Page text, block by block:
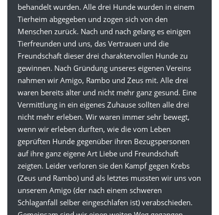
behandelt wurden. Alle drei Hunde wurden in einem
Tierheim abgegeben und zogen sich von den
Menschen zurück. Nach und nach gelang es einigen
Tierfreunden und uns, das Vertrauen und die
Freundschaft dieser drei charaktervollen Hunde zu
gewinnen. Nach Gründung unseres eigenen Vereins
nahmen wir Amigo, Rambo und Zeus mit. Alle drei
waren bereits älter und nicht mehr ganz gesund. Eine
Vermittlung in ein eigenes Zuhause sollten alle drei
nicht mehr erleben. Wir waren immer sehr bewegt,
wenn wir erleben durften, wie die vom Leben
geprüften Hunde gegenüber ihren Bezugspersonen
auf ihre ganz eigene Art Liebe und Freundschaft
zeigten. Leider verloren sie den Kampf gegen Krebs
(Zeus und Rambo) und als letztes mussten wir uns von
unserem Amigo (der nach einem schweren
Schlaganfall selber eingeschlafen ist) verabschieden.